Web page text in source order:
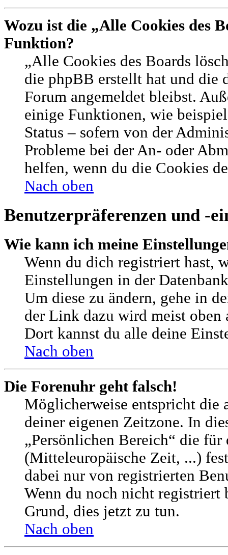
Wozu ist die „Alle Cookies des
Funktion?
„Alle Cookies des Boards
die phpBB erstellt hat und die
Forum angemeldet bleibst.
einige Funktionen, wie
Status – sofern von der
Probleme bei der An- oder
helfen, wenn du die Cookies
Nach oben
Benutzerpräferenzen und -
Wie kann ich meine
Wenn du dich registriert hast,
Einstellungen in der
Um diese zu ändern, gehe in
der Link dazu wird meist oben
Dort kannst du alle deine
Nach oben
Die Forenuhr geht falsch!
Möglicherweise entspricht die
deiner eigenen Zeitzone. In
„Persönlichen Bereich“ die für
(Mitteleuropäische Zeit, ...)
dabei nur von registrierten
Wenn du noch nicht registriert
Grund, dies jetzt zu tun.
Nach oben